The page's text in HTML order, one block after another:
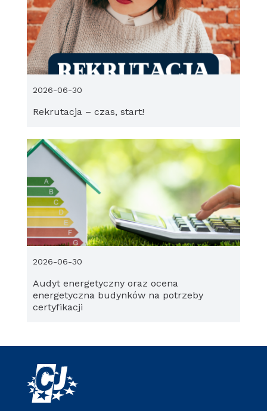
Rekrutacja – czas, start!
2026-06-30
Audyt energetyczny oraz ocena
energetyczna budynków na potrzeby
certyfikacji
2026-06-30